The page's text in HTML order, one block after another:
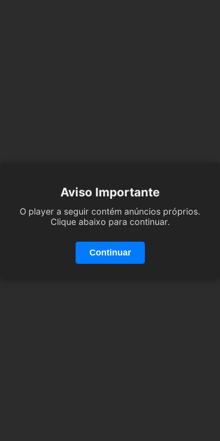
Aviso Importante
O player a seguir contém anúncios próprios.
Clique abaixo para continuar.
Continuar